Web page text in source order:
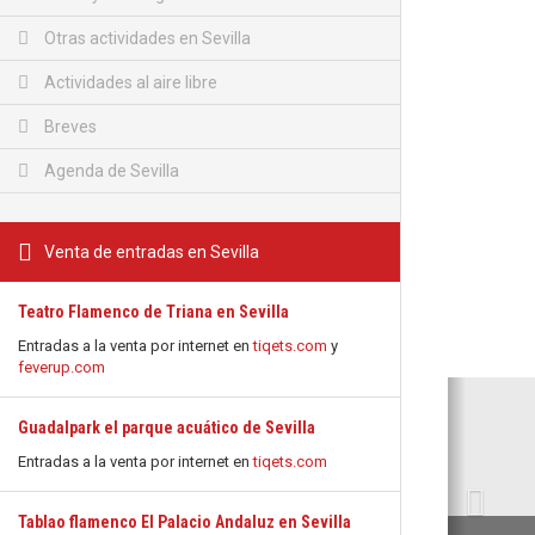
Otras actividades en Sevilla
Actividades al aire libre
Breves
Agenda de Sevilla
Venta de entradas en Sevilla
Teatro Flamenco de Triana en Sevilla
Entradas a la venta por internet entiqets.com y
feverup.com
Guadalpark el parque acuático de Sevilla
Entradas a la venta por internet entiqets.com
Tablao flamenco El Palacio Andaluz en Sevilla